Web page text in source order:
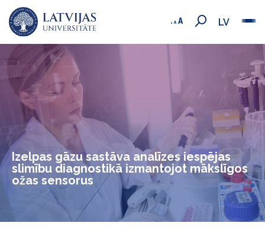
LV
Izelpas gāzu sastāva analīzes iespējas
slimību diagnostikā izmantojot mākslīgos
ožas sensorus